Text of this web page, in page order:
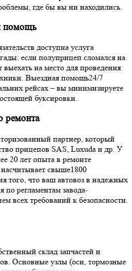
где бы вы ни находились.
помощь
доступна услуга
если полуприцеп сломался на
выехать на место для проведения
Выездная помощь24/7
рейсах – вы минимизируете
буксировки.
ремонта
партнер, который
прицепов SAS, Luxuda и др. У
20 лет опыта в ремонте
свыше1800
того, что ваш автовоз в надежных
по регламентам завода-
всех требований к безопасности.
склад запчастей и
Основные узлы (оси, тормозные